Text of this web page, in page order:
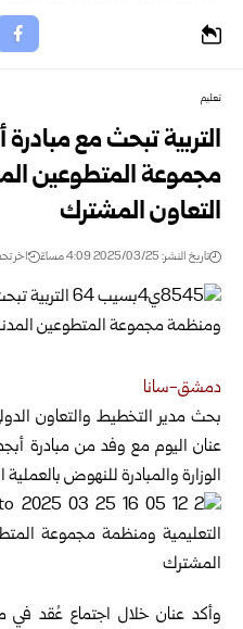
تعليم
التربية تبحث مع
التعاون المشترك
تاريخ النشر: 2025/03/25 4:09 مساءً اخر تحديث: 2025/
دمشق-سانا‏
بحث مدير التخطيط والتعاون
عنان ‏اليوم مع وفد من مبادرة أبجد
الوزارة ‏والمبادرة للنهوض بالعملية
وأكد عنان خلال اجتماع عُقد في